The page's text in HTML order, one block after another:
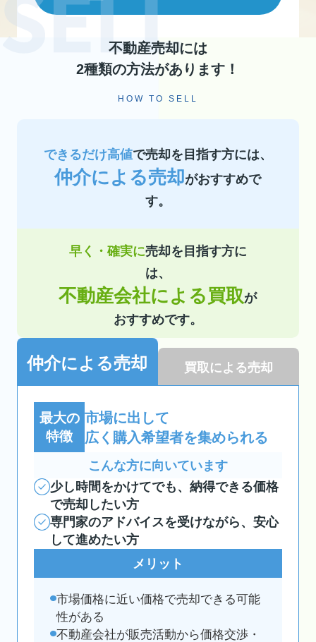
不動産売却には
2種類の方法があります！
HOW TO SELL
できるだけ高値で売却を目指す方には、
仲介による売却がおすすめで
す。
早く・確実に売却を目指す方に
は、
不動産会社による買取が
おすすめです。
仲介による売却 買取による売却
最大の
特徴
市場に出して
広く購入希望者を集められる
こんな方に向いています
少し時間をかけてでも、納得できる価格
で売却したい方
専門家のアドバイスを受けながら、安心
して進めたい方
メリット
市場価格に近い価格で売却できる可能
性がある
不動産会社が販売活動から価格交渉・